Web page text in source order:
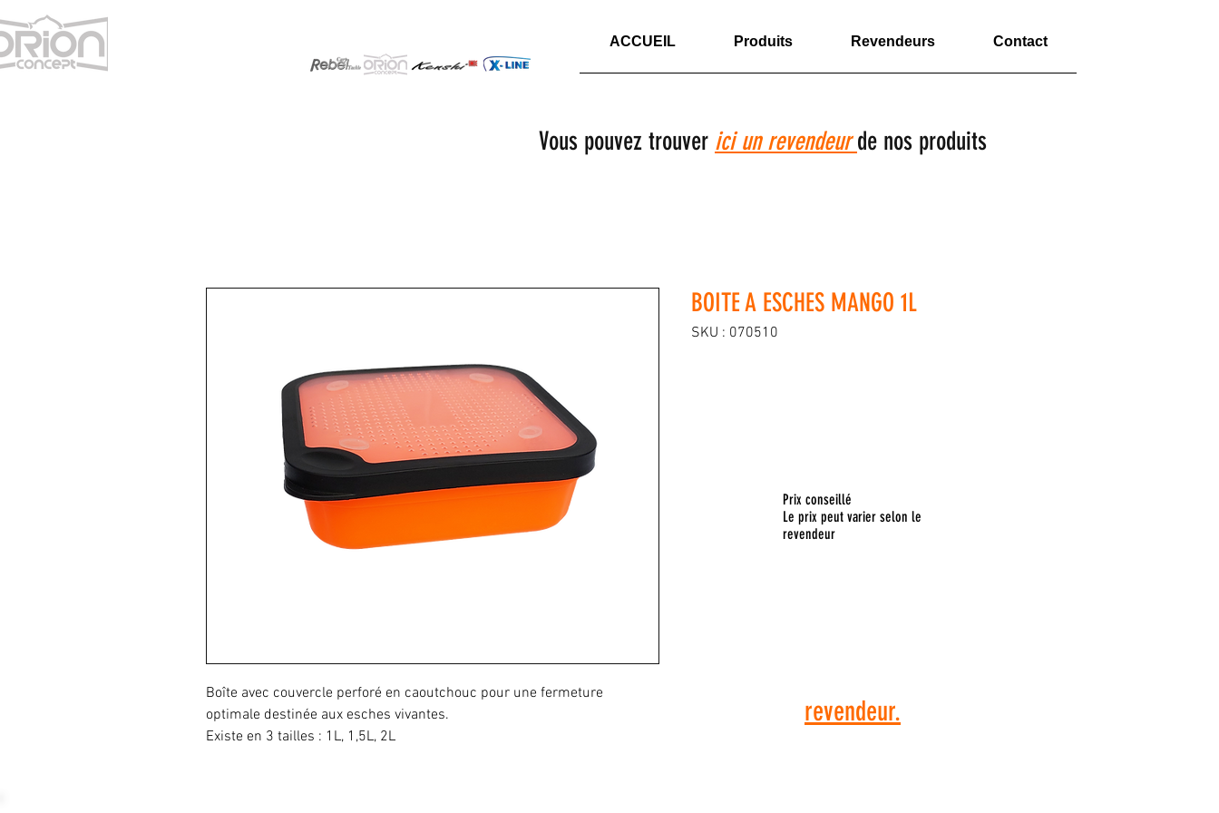
ACCUEIL Produits Revendeurs Contact
Vous pouvez trouver ici un revendeurde nos produits
Boîte avec couvercle perforé en caoutchouc pour une fermeture
optimale destinée aux esches vivantes.
Existe en 3 tailles : 1L, 1,5L, 2L
BOITE A ESCHES MANGO 1L
SKU : 070510
Prix conseillé
Le prix peut varier selon le
revendeur
revendeur.